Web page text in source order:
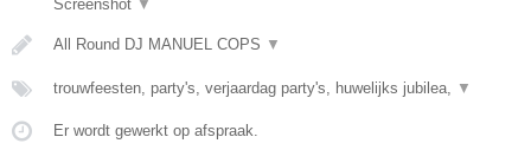
Screenshot ▼
All Round DJ MANUEL COPS ▼
trouwfeesten, party's, verjaardag party's, huwelijks jubilea, ▼
Er wordt gewerkt op afspraak.